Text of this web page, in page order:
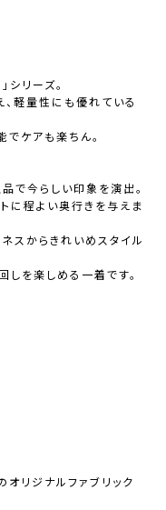
シリーズ。
軽量性にも優れている
ケアも楽ちん。
で今らしい印象を演出。
に程よい奥行きを与えま
スからきれいめスタイル
しを楽しめる一着です。
リジナルファブリック